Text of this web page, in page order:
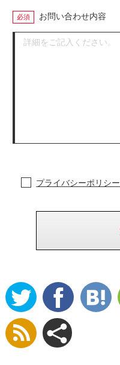
お問い合わせ内容
プライバシーポリシー